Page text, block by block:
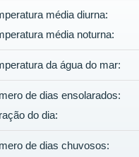
média diurna:
média noturna:
da água do mar:
de dias ensolarados:
do dia:
de dias chuvosos: